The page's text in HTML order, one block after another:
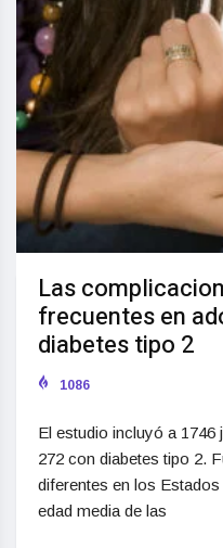
Las
frecuentes en
diabetes tipo 2
1086
El estudio incluyó a
272 con diabetes tipo 2.
diferentes en los
edad media de las